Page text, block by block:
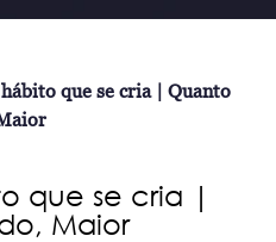
que se cria | Quanto
que se cria |
Maior